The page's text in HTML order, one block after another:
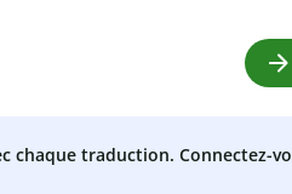
chaque traduction.